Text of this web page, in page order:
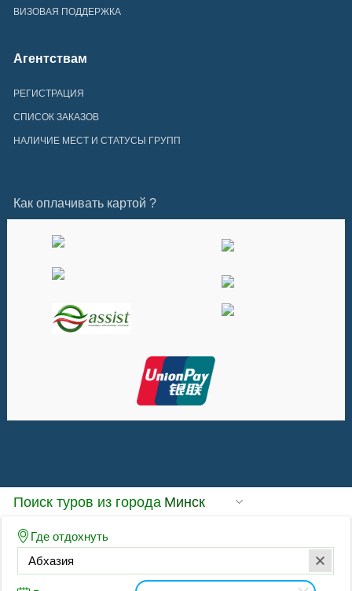
ВИЗОВАЯ ПОДДЕРЖКА
Агентствам
РЕГИСТРАЦИЯ
СПИСОК ЗАКАЗОВ
НАЛИЧИЕ МЕСТ И СТАТУСЫ ГРУПП
Как оплачивать картой ?